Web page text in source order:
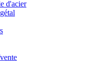
d'acier